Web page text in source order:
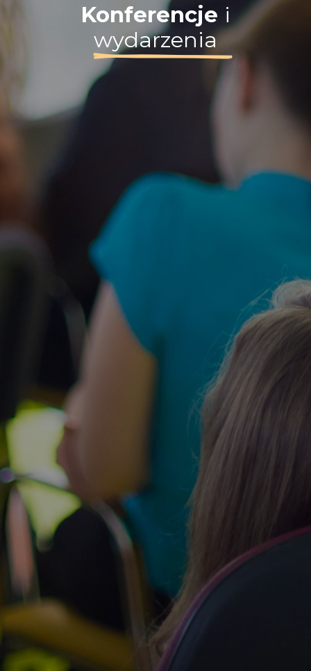
Konferencje i
wydarzenia